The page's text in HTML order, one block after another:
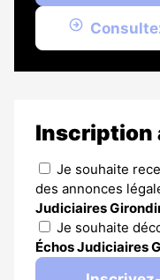
Inscription
Je souhaite
des annonces
Judiciaires
Je souhaite
Échos Judiciaires